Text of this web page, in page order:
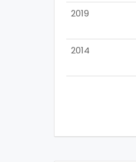
2019
2014